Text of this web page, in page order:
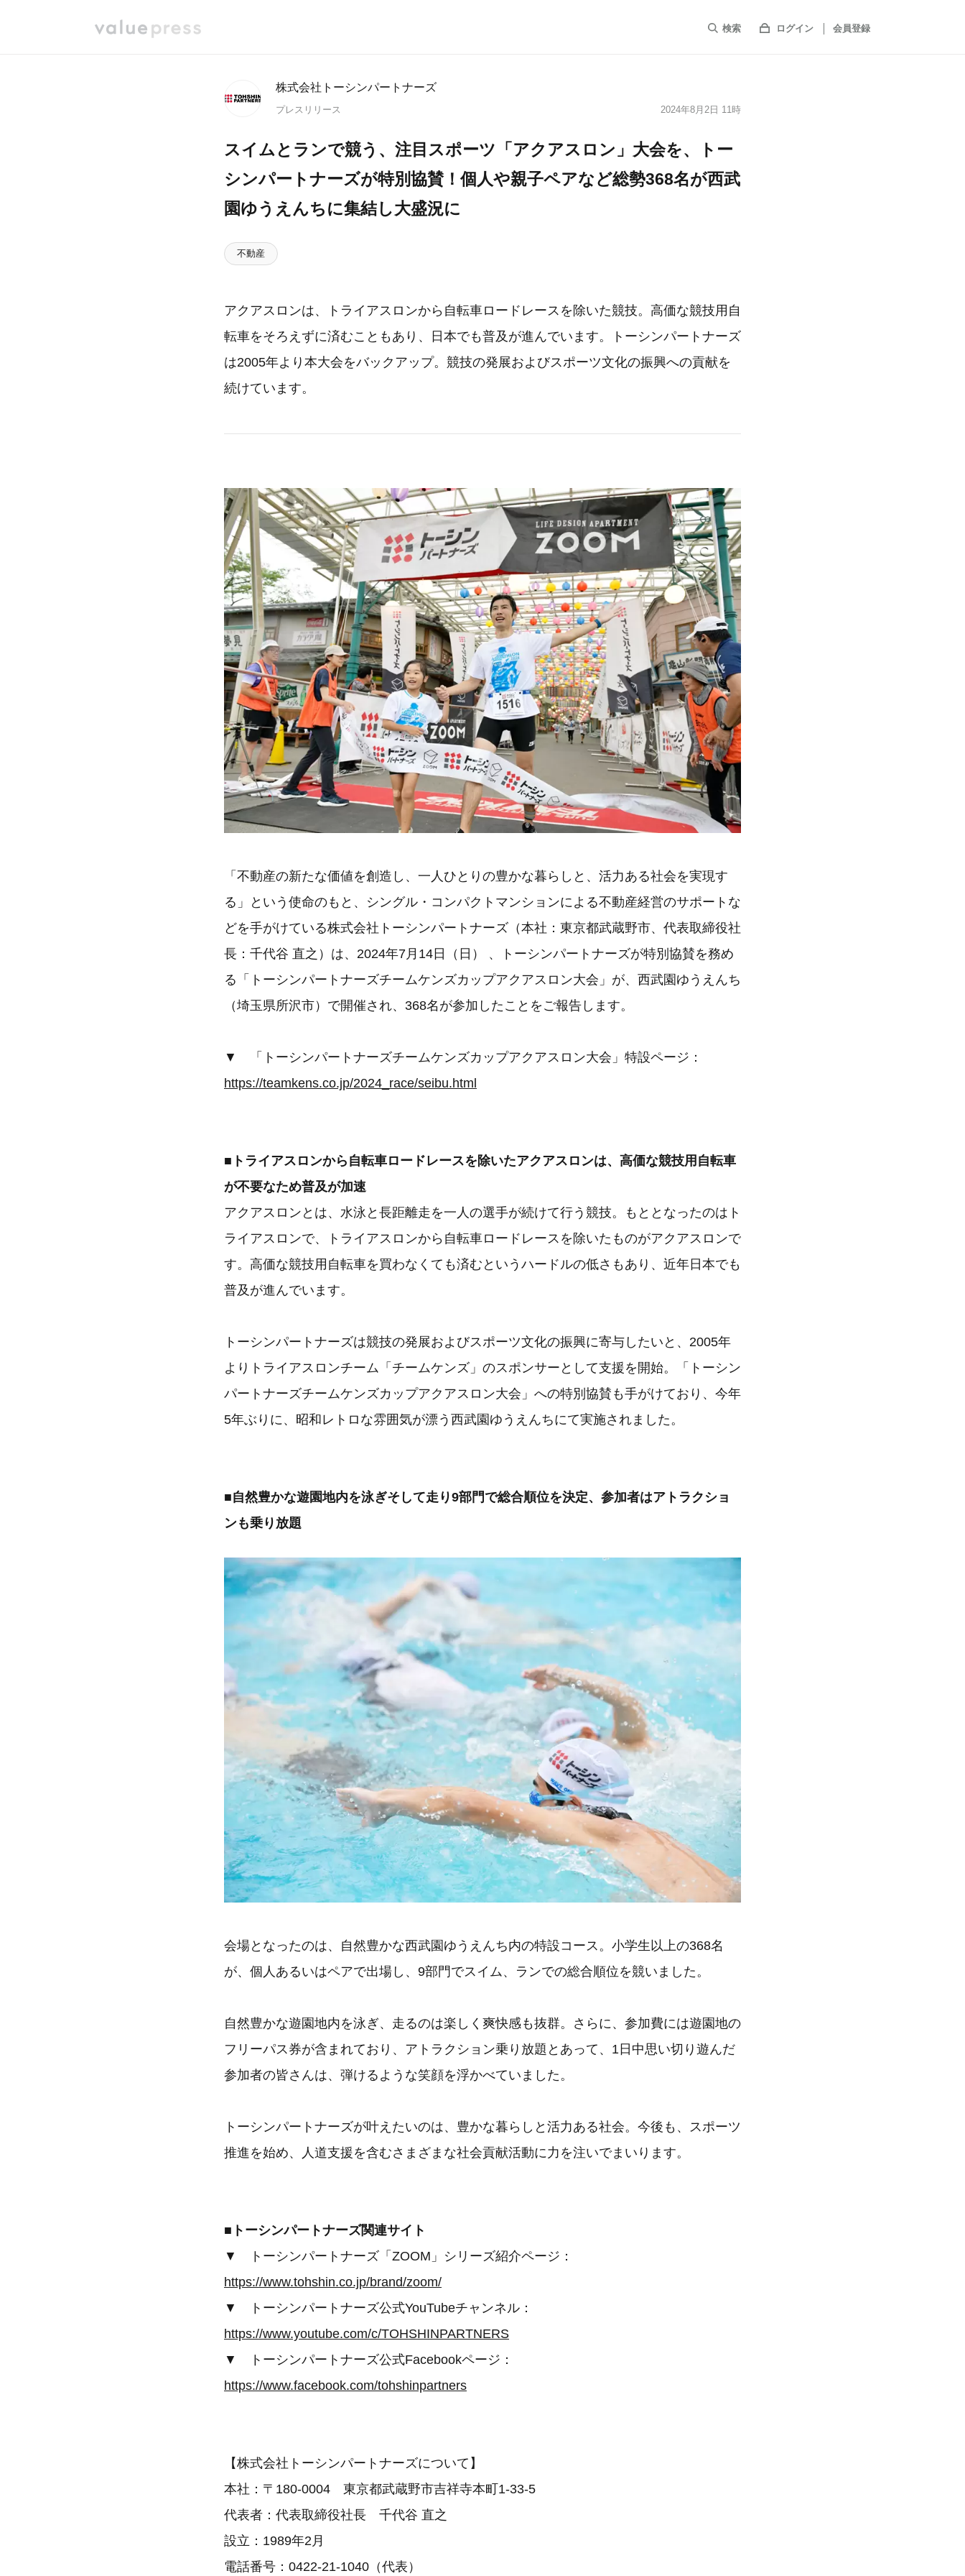
検索 ログイン 会員登録
株式会社トーシンパートナーズ
プレスリリース 2024年8月2日 11時
スイムとランで競う、注目スポーツ「アクアスロン」大会を、トー
シンパートナーズが特別協賛！個人や親子ペアなど総勢368名が西武
園ゆうえんちに集結し大盛況に
不動産
アクアスロンは、トライアスロンから自転車ロードレースを除いた競技。高価な競技用自
転車をそろえずに済むこともあり、日本でも普及が進んでいます。トーシンパートナーズ
は2005年より本大会をバックアップ。競技の発展およびスポーツ文化の振興への貢献を
続けています。
「不動産の新たな価値を創造し、一人ひとりの豊かな暮らしと、活力ある社会を実現す
る」という使命のもと、シングル・コンパクトマンションによる不動産経営のサポートな
どを手がけている株式会社トーシンパートナーズ（本社：東京都武蔵野市、代表取締役社
長：千代谷 直之）は、2024年7月14日（日） 、トーシンパートナーズが特別協賛を務め
る「トーシンパートナーズチームケンズカップアクアスロン大会」が、西武園ゆうえんち
（埼玉県所沢市）で開催され、368名が参加したことをご報告します。
▼ 「トーシンパートナーズチームケンズカップアクアスロン大会」特設ページ：
https://teamkens.co.jp/2024_race/seibu.html
■トライアスロンから自転車ロードレースを除いたアクアスロンは、高価な競技用自転車
が不要なため普及が加速
アクアスロンとは、水泳と長距離走を一人の選手が続けて行う競技。もととなったのはト
ライアスロンで、トライアスロンから自転車ロードレースを除いたものがアクアスロンで
す。高価な競技用自転車を買わなくても済むというハードルの低さもあり、近年日本でも
普及が進んでいます。
トーシンパートナーズは競技の発展およびスポーツ文化の振興に寄与したいと、2005年
よりトライアスロンチーム「チームケンズ」のスポンサーとして支援を開始。「トーシン
パートナーズチームケンズカップアクアスロン大会」への特別協賛も手がけており、今年
5年ぶりに、昭和レトロな雰囲気が漂う西武園ゆうえんちにて実施されました。
■自然豊かな遊園地内を泳ぎそして走り9部門で総合順位を決定、参加者はアトラクショ
ンも乗り放題
会場となったのは、自然豊かな西武園ゆうえんち内の特設コース。小学生以上の368名
が、個人あるいはペアで出場し、9部門でスイム、ランでの総合順位を競いました。
自然豊かな遊園地内を泳ぎ、走るのは楽しく爽快感も抜群。さらに、参加費には遊園地の
フリーパス券が含まれており、アトラクション乗り放題とあって、1日中思い切り遊んだ
参加者の皆さんは、弾けるような笑顔を浮かべていました。
トーシンパートナーズが叶えたいのは、豊かな暮らしと活力ある社会。今後も、スポーツ
推進を始め、人道支援を含むさまざまな社会貢献活動に力を注いでまいります。
■トーシンパートナーズ関連サイト
▼ トーシンパートナーズ「ZOOM」シリーズ紹介ページ：
https://www.tohshin.co.jp/brand/zoom/
▼ トーシンパートナーズ公式YouTubeチャンネル：
https://www.youtube.com/c/TOHSHINPARTNERS
▼ トーシンパートナーズ公式Facebookページ：
https://www.facebook.com/tohshinpartners
【株式会社トーシンパートナーズについて】
本社：〒180-0004 東京都武蔵野市吉祥寺本町1-33-5
代表者：代表取締役社長 千代谷 直之
設立：1989年2月
電話番号：0422-21-1040（代表）